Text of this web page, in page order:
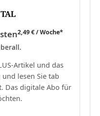
2,49 € / Woche*
Artikel und das
lesen Sie tab
Das digitale Abo für